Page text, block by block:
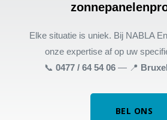
Elke situatie is uniek. Bij NABLA
onze expertise af op uw
📞 0477 / 64 54 06— 📍
BEL ONS